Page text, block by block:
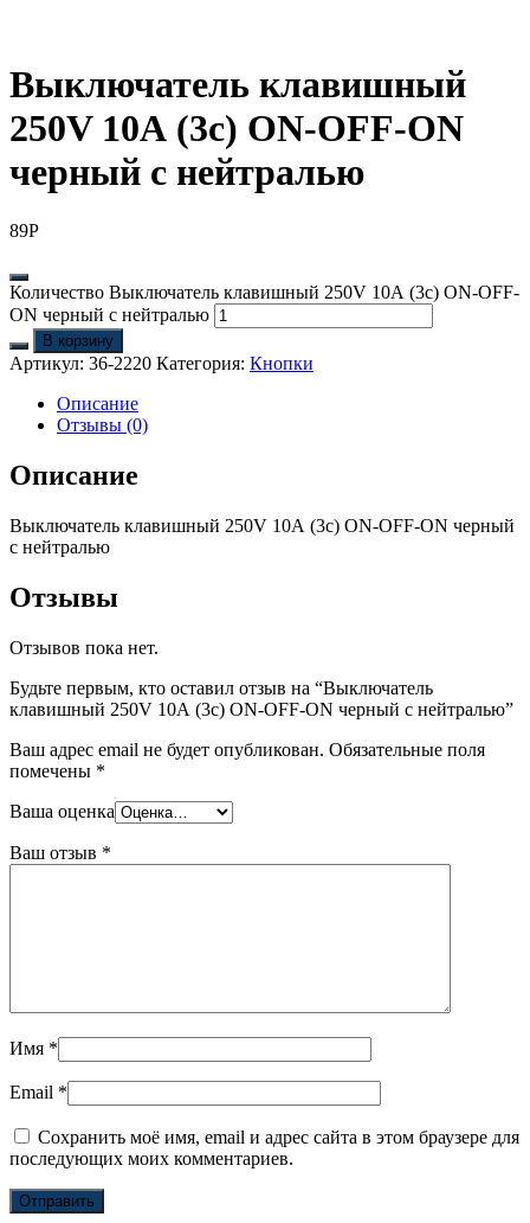
Выключатель клавишный
250V 10А (3с) ON-OFF-ON
черный с нейтралью
89Р
Количество Выключатель клавишный 250V 10А (3с) ON-OFF-
ON черный с нейтралью
В корзину
Артикул: 36-2220 Категория: Кнопки
Описание
Отзывы (0)
Описание
Выключатель клавишный 250V 10А (3с) ON-OFF-ON черный
с нейтралью
Отзывы
Отзывов пока нет.
Будьте первым, кто оставил отзыв на “Выключатель
клавишный 250V 10А (3с) ON-OFF-ON черный с нейтралью”
Ваш адрес email не будет опубликован. Обязательные поля
помечены *
Ваша оценка
Ваш отзыв *
Имя *
Email *
Сохранить моё имя, email и адрес сайта в этом браузере для
последующих моих комментариев.